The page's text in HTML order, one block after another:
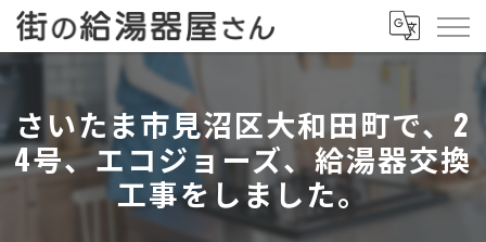
さいたま市見沼区大和田町で、2
4号、エコジョーズ、給湯器交換
工事をしました。